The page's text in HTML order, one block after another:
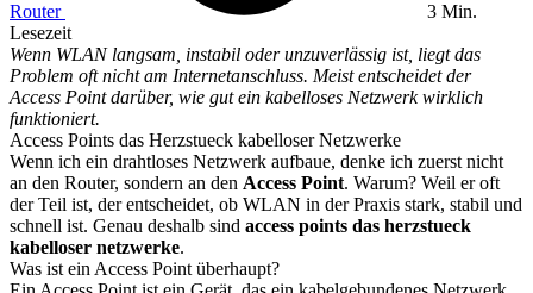
Router
3 Min.
Lesezeit
Wenn WLAN langsam, instabil oder unzuverlässig ist, liegt das
Problem oft nicht am Internetanschluss. Meist entscheidet der
Access Point darüber, wie gut ein kabelloses Netzwerk wirklich
funktioniert.
Access Points das Herzstueck kabelloser Netzwerke
Wenn ich ein drahtloses Netzwerk aufbaue, denke ich zuerst nicht
an den Router, sondern an den Access Point. Warum? Weil er oft
der Teil ist, der entscheidet, ob WLAN in der Praxis stark, stabil und
schnell ist. Genau deshalb sind access points das herzstueck
kabelloser netzwerke.
Was ist ein Access Point überhaupt?